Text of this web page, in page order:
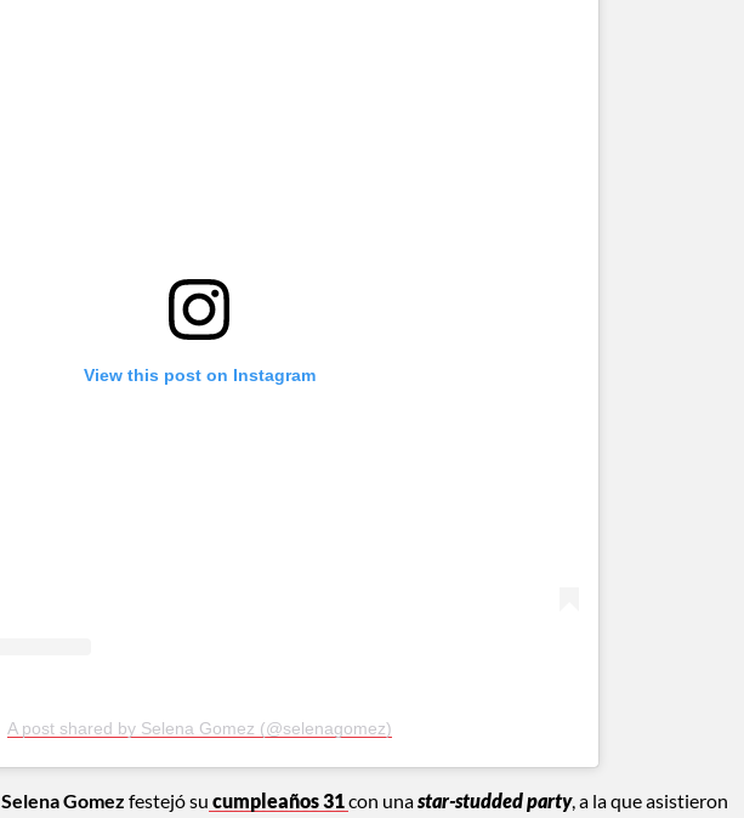
View this post on Instagram
A post shared by Selena Gomez (@selenagomez)
Selena Gomez festejó su cumpleaños 31con unastar-studded party, a la que asistieron